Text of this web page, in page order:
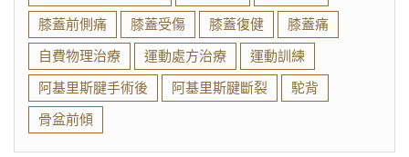
膝蓋前側痛
膝蓋受傷 膝蓋復健
膝蓋痛
自費物理治療
運動處方治療
運動訓練
阿基里斯腱手術後
阿基里斯腱斷裂
駝背
骨盆前傾